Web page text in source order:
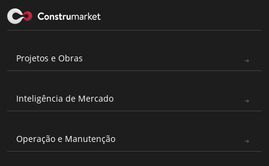
Projetos e Obras
Inteligência de Mercado
Operação e Manutenção